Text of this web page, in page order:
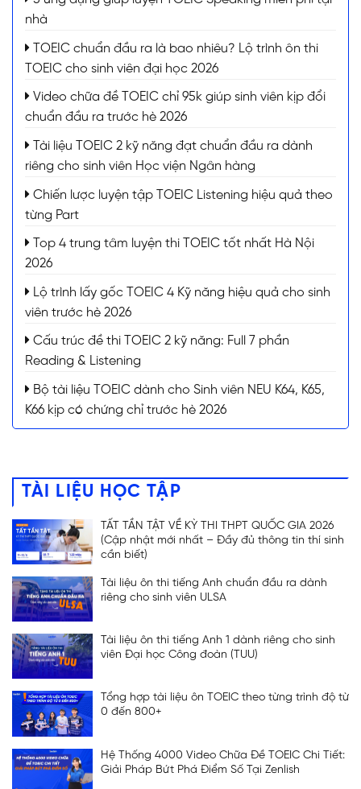
nhà
TOEIC chuẩn đầu ra là bao nhiêu? Lộ trình ôn thi
TOEIC cho sinh viên đại học 2026
Video chữa đề TOEIC chỉ 95k giúp sinh viên kịp đổi
chuẩn đầu ra trước hè 2026
Tài liệu TOEIC 2 kỹ năng đạt chuẩn đầu ra dành
riêng cho sinh viên Học viện Ngân hàng
Chiến lược luyện tập TOEIC Listening hiệu quả theo
từng Part
Top 4 trung tâm luyện thi TOEIC tốt nhất Hà Nội
2026
Lộ trình lấy gốc TOEIC 4 Kỹ năng hiệu quả cho sinh
viên trước hè 2026
Cấu trúc đề thi TOEIC 2 kỹ năng: Full 7 phần
Reading & Listening
Bộ tài liệu TOEIC dành cho Sinh viên NEU K64, K65,
K66 kịp có chứng chỉ trước hè 2026
TÀI LIỆU HỌC TẬP
TẤT TẦN TẬT VỀ KỲ THI THPT QUỐC GIA 2026
(Cập nhật mới nhất – Đầy đủ thông tin thí sinh
cần biết)
Tài liệu ôn thi tiếng Anh chuẩn đầu ra dành
riêng cho sinh viên ULSA
Tài liệu ôn thi tiếng Anh 1 dành riêng cho sinh
viên Đại học Công đoàn (TUU)
Tổng hợp tài liệu ôn TOEIC theo từng trình độ từ
0 đến 800+
Hệ Thống 4000 Video Chữa Đề TOEIC Chi Tiết:
Giải Pháp Bứt Phá Điểm Số Tại Zenlish